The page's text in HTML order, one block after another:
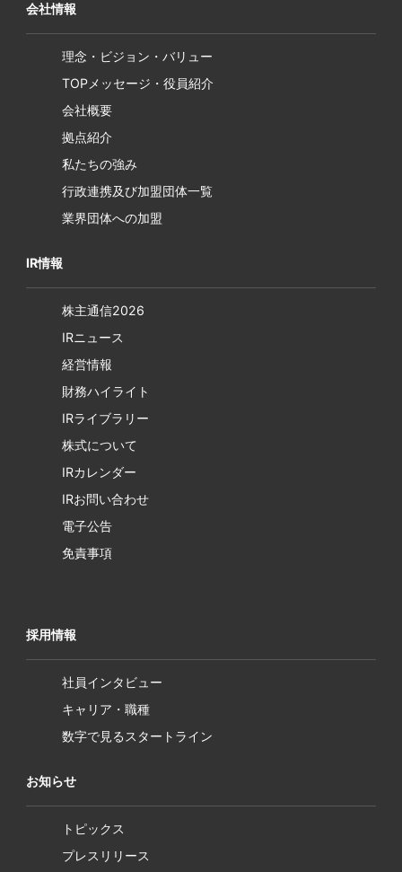
会社情報
理念・ビジョン・バリュー
TOPメッセージ・役員紹介
会社概要
拠点紹介
私たちの強み
行政連携及び加盟団体一覧
業界団体への加盟
IR情報
株主通信2026
IRニュース
経営情報
財務ハイライト
IRライブラリー
株式について
IRカレンダー
IRお問い合わせ
電子公告
免責事項
採用情報
社員インタビュー
キャリア・職種
数字で見るスタートライン
お知らせ
トピックス
プレスリリース